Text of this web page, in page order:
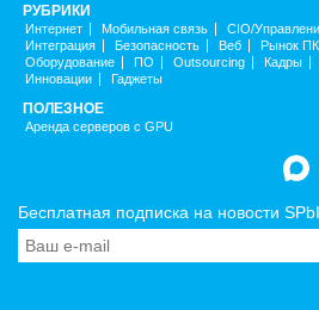
РУБРИКИ
Интернет Мобильная связь CIO/
Интеграция
Безопасность Веб Рынок ПК
Оборудование
ПО Outsourcing Кадры
Инновации
Гаджеты
ПОЛЕЗНОЕ
Аренда серверов с GPU
Бесплатная подписка на новости